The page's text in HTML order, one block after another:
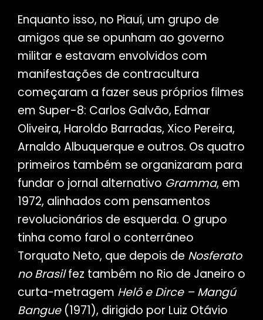
Enquanto isso, no Piauí, um grupo de
amigos que se opunham ao governo
militar e estavam envolvidos com
manifestações de contracultura
começaram a fazer seus próprios filmes
em Super-8: Carlos Galvão, Edmar
Oliveira, Haroldo Barradas, Xico Pereira,
Arnaldo Albuquerque e outros. Os quatro
primeiros também se organizaram para
fundar o jornal alternativo Gramma, em
1972, alinhados com pensamentos
revolucionários de esquerda. O grupo
tinha como farol o conterrâneo
Torquato Neto, que depois de Nosferato
no Brasilfez também no Rio de Janeiro o
curta-metragem Helô e Dirce – Mangú
Bangue(1971), dirigido por Luiz Otávio